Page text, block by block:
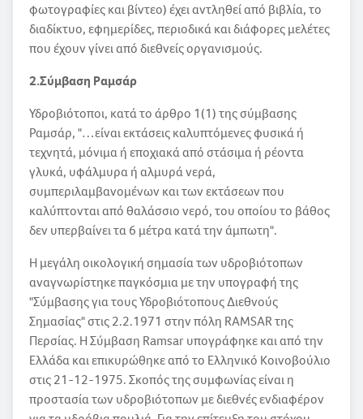
φωτογραφίες και βίντεο) έχει αντληθεί από βιβλία, το
διαδίκτυο, εφημερίδες, περιοδικά και διάφορες μελέτες
που έχουν γίνει από διεθνείς οργανισμούς.
2.Σύμβαση Ραμσάρ
Υδροβιότοποι, κατά το άρθρο 1(1) της σύμβασης
Ραμσάρ, "…είναι εκτάσεις καλυπτόμενες φυσικά ή
τεχνητά, μόνιμα ή εποχιακά από στάσιμα ή ρέοντα
γλυκά, υφάλμυρα ή αλμυρά νερά,
συμπεριλαμβανομένων και των εκτάσεων που
καλύπτονται από θαλάσσιο νερό, του οποίου το βάθος
δεν υπερβαίνει τα 6 μέτρα κατά την άμπωτη".
Η μεγάλη οικολογική σημασία των υδροβιότοπων
αναγνωρίστηκε παγκόσμια με την υπογραφή της
"Σύμβασης για τους Υδροβιότοπους Διεθνούς
Σημασίας" στις 2.2.1971 στην πόλη RAMSAR της
Περσίας. Η Σύμβαση Ramsar υπογράφηκε και από την
Ελλάδα και επικυρώθηκε από το Ελληνικό Κοινοβούλιο
στις 21-12-1975. Σκοπός της συμφωνίας είναι η
προστασία των υδροβιότοπων με διεθνές ενδιαφέρον